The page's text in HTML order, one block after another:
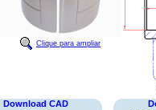
Clique para ampliar
Download CAD